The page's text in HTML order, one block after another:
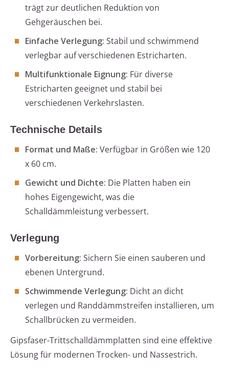
trägt zur deutlichen Reduktion von
Gehgeräuschen bei.
Einfache Verlegung: Stabil und schwimmend
verlegbar auf verschiedenen Estricharten.
Multifunktionale Eignung: Für diverse
Estricharten geeignet und stabil bei
verschiedenen Verkehrslasten.
Technische Details
Format und Maße: Verfügbar in Größen wie 120
x 60 cm.
Gewicht und Dichte: Die Platten haben ein
hohes Eigengewicht, was die
Schalldämmleistung verbessert.
Verlegung
Vorbereitung: Sichern Sie einen sauberen und
ebenen Untergrund.
Schwimmende Verlegung: Dicht an dicht
verlegen und Randdämmstreifen installieren, um
Schallbrücken zu vermeiden.
Gipsfaser-Trittschalldämmplatten sind eine effektive
Lösung für modernen Trocken- und Nassestrich.